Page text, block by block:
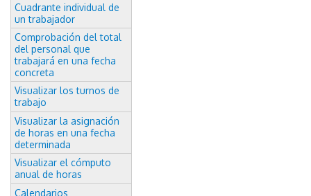
Cuadrante individual de
un trabajador
Comprobación del total
del personal que
trabajará en una fecha
concreta
Visualizar los turnos de
trabajo
Visualizar la asignación
de horas en una fecha
determinada
Visualizar el cómputo
anual de horas
Calendarios